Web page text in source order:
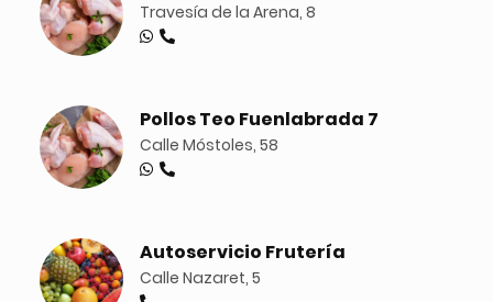
Travesía de la Arena, 8
Pollos Teo Fuenlabrada 7
Calle Móstoles, 58
Autoservicio Frutería
Calle Nazaret, 5